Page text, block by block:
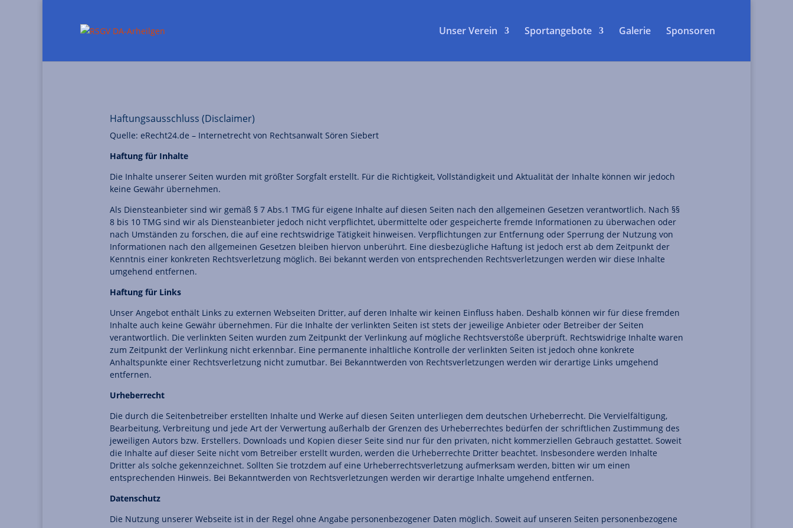
Unser Verein Sportangebote Galerie Sponsoren
Haftungsausschluss (Disclaimer)
Quelle: eRecht24.de – Internetrecht von Rechtsanwalt Sören Siebert
Haftung für Inhalte
Die Inhalte unserer Seiten wurden mit größter Sorgfalt erstellt. Für die Richtigkeit, Vollständigkeit und Aktualität der Inhalte können wir jedoch
keine Gewähr übernehmen.
Als Diensteanbieter sind wir gemäß § 7 Abs.1 TMG für eigene Inhalte auf diesen Seiten nach den allgemeinen Gesetzen verantwortlich. Nach §§
8 bis 10 TMG sind wir als Diensteanbieter jedoch nicht verpflichtet, übermittelte oder gespeicherte fremde Informationen zu überwachen oder
nach Umständen zu forschen, die auf eine rechtswidrige Tätigkeit hinweisen. Verpflichtungen zur Entfernung oder Sperrung der Nutzung von
Informationen nach den allgemeinen Gesetzen bleiben hiervon unberührt. Eine diesbezügliche Haftung ist jedoch erst ab dem Zeitpunkt der
Kenntnis einer konkreten Rechtsverletzung möglich. Bei bekannt werden von entsprechenden Rechtsverletzungen werden wir diese Inhalte
umgehend entfernen.
Haftung für Links
Unser Angebot enthält Links zu externen Webseiten Dritter, auf deren Inhalte wir keinen Einfluss haben. Deshalb können wir für diese fremden
Inhalte auch keine Gewähr übernehmen. Für die Inhalte der verlinkten Seiten ist stets der jeweilige Anbieter oder Betreiber der Seiten
verantwortlich. Die verlinkten Seiten wurden zum Zeitpunkt der Verlinkung auf mögliche Rechtsverstöße überprüft. Rechtswidrige Inhalte waren
zum Zeitpunkt der Verlinkung nicht erkennbar. Eine permanente inhaltliche Kontrolle der verlinkten Seiten ist jedoch ohne konkrete
Anhaltspunkte einer Rechtsverletzung nicht zumutbar. Bei Bekanntwerden von Rechtsverletzungen werden wir derartige Links umgehend
entfernen.
Urheberrecht
Die durch die Seitenbetreiber erstellten Inhalte und Werke auf diesen Seiten unterliegen dem deutschen Urheberrecht. Die Vervielfältigung,
Bearbeitung, Verbreitung und jede Art der Verwertung außerhalb der Grenzen des Urheberrechtes bedürfen der schriftlichen Zustimmung des
jeweiligen Autors bzw. Erstellers. Downloads und Kopien dieser Seite sind nur für den privaten, nicht kommerziellen Gebrauch gestattet. Soweit
die Inhalte auf dieser Seite nicht vom Betreiber erstellt wurden, werden die Urheberrechte Dritter beachtet. Insbesondere werden Inhalte
Dritter als solche gekennzeichnet. Sollten Sie trotzdem auf eine Urheberrechtsverletzung aufmerksam werden, bitten wir um einen
entsprechenden Hinweis. Bei Bekanntwerden von Rechtsverletzungen werden wir derartige Inhalte umgehend entfernen.
Datenschutz
Die Nutzung unserer Webseite ist in der Regel ohne Angabe personenbezogener Daten möglich. Soweit auf unseren Seiten personenbezogene